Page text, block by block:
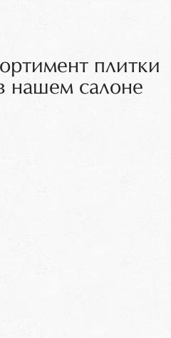
плитки
нашем салоне